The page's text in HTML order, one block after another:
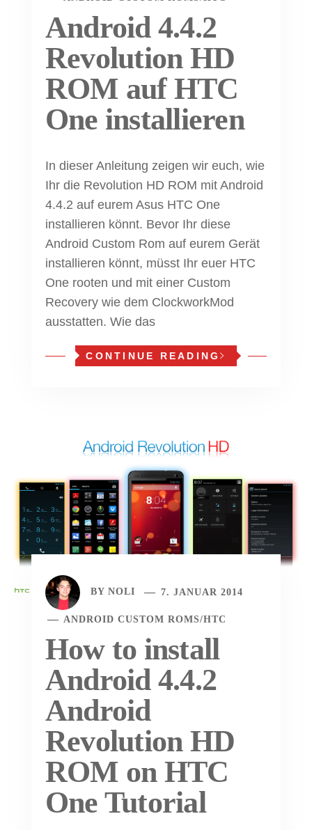
Android 4.4.2
Revolution HD
ROM auf HTC
One installieren
In dieser Anleitung zeigen wir euch, wie
Ihr die Revolution HD ROM mit Android
4.4.2 auf eurem Asus HTC One
installieren könnt. Bevor Ihr diese
Android Custom Rom auf eurem Gerät
installieren könnt, müsst Ihr euer HTC
One rooten und mit einer Custom
Recovery wie dem ClockworkMod
ausstatten. Wie das
CONTINUE READING
BY NOLI 7. JANUAR 2014
ANDROID CUSTOM ROMS/HTC
How to install
Android 4.4.2
Android
Revolution HD
ROM on HTC
One Tutorial